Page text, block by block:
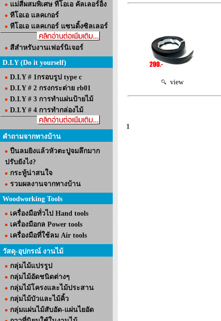
แม่สีผสมพิเศษ ทีโอเอ คัลเลอร์อิ้ง
ทีโอเอ แลคเกอร์
ทีโอเอ แลคเกอร์ แซนดิ้งซิลเลอร์
สีสำหรับงานเฟอร์นิเจอร์
D.I.Y (Do it yourself)
D.I.Y # 1กรอบรูป type c
D.I.Y # 2 กรงกระต่าย rb01
D.I.Y # 3 การทำแผ่นป้ายไม้
D.I.Y # 4 การทำกล่องไม้
คำถามจากทางบ้าน
ปืนลมยิงแล้วหัวตะปูจมลึกมาก
ปรับยังไง?
กระทู้น่าสนใจ
รวมผลงานจากทางบ้าน
Woodworking Tools
เครื่องมือทั่วไป Hand tools
เครื่องมือกล Power tools
เครื่องมือที่ใช้ลม Air tools
วัสดุ-อุปกรณ์ งานไม้
กลุ่มไม้แปรรูป
กลุ่มไม้อัดชนิดต่างๆ
กลุ่มไม้โครงและไม้ประสาน
กลุ่มไม้บัวและไม้คิ้ว
กลุ่มแผ่นไม้สับอัด-แผ่นไยอัด
view
1